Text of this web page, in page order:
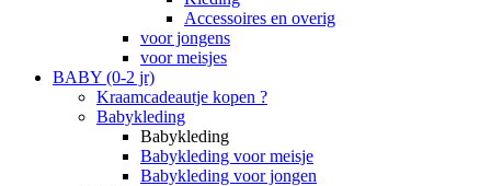
Accessoires en overig
voor jongens
voor meisjes
BABY (0-2 jr)
Kraamcadeautje kopen ?
Babykleding
Babykleding
Babykleding voor meisje
Babykleding voor jongen